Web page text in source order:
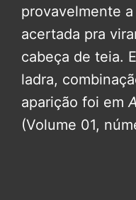
provavelmente
acertada pra
cabeça de teia.
ladra,
aparição foi em
(Volume 01,